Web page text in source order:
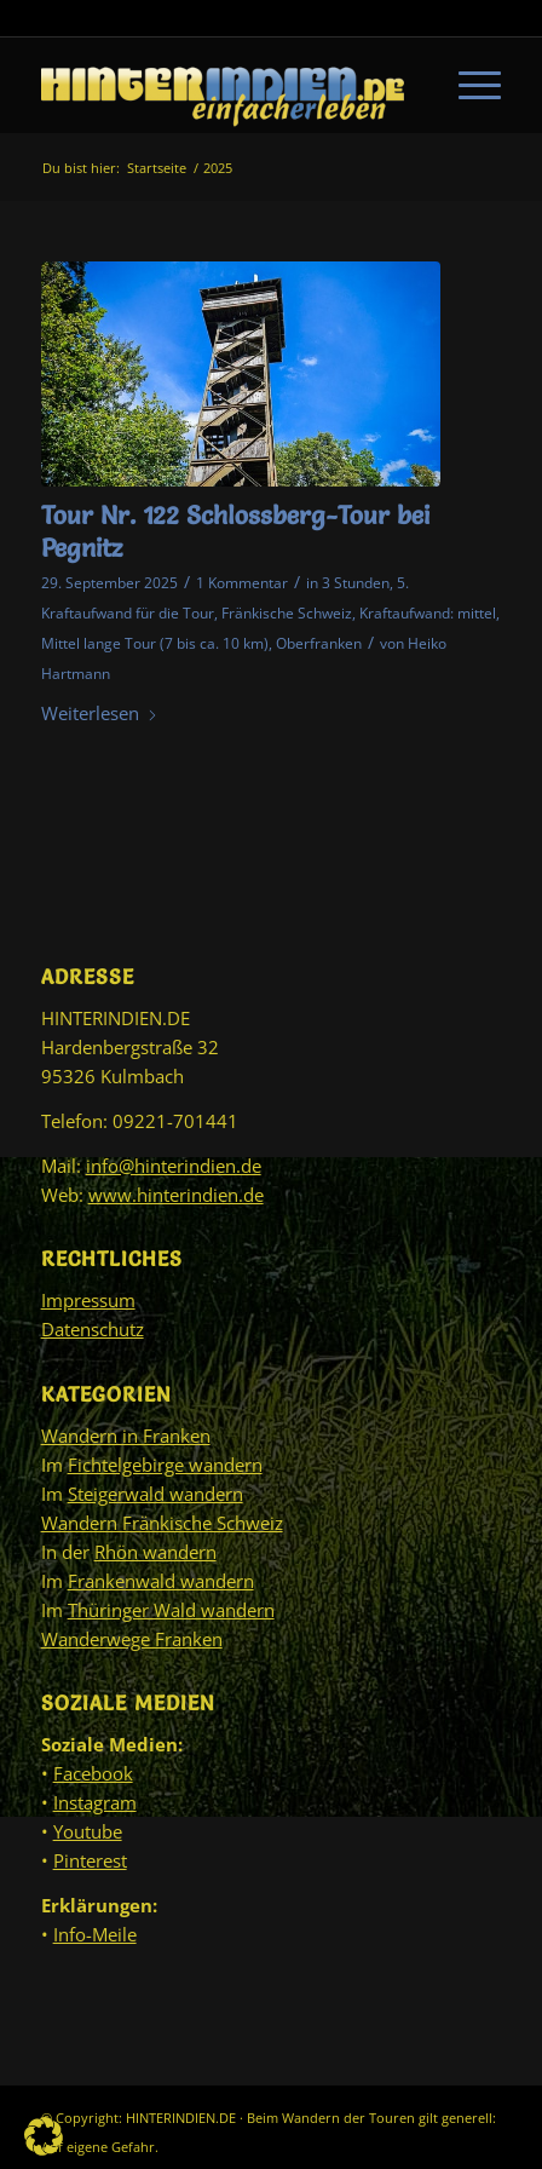
Du bist hier: Startseite / 2025
Tour Nr. 122 Schlossberg-Tour bei
Pegnitz
29. September 2025 / 1 Kommentar / in3 Stunden, 5.
Kraftaufwand für die Tour, Fränkische Schweiz, Kraftaufwand: mittel,
Mittel lange Tour (7 bis ca. 10 km), Oberfranken / von Heiko
Hartmann
Weiterlesen
ADRESSE
HINTERINDIEN.DE
Hardenbergstraße 32
95326 Kulmbach
Telefon: 09221-701441
Mail:info@hinterindien.de
Web:www.hinterindien.de
RECHTLICHES
Impressum
Datenschutz
KATEGORIEN
Wandern in Franken
ImFichtelgebirge wandern
ImSteigerwald wandern
Wandern Fränkische Schweiz
In derRhön wandern
ImFrankenwald wandern
ImThüringer Wald wandern
Wanderwege Franken
SOZIALE MEDIEN
Soziale Medien:
•Facebook
•Instagram
• Youtube
• Pinterest
Erklärungen:
• Info-Meile
© Copyright: HINTERINDIEN.DE · Beim Wandern der Touren gilt generell:
Auf eigene Gefahr.